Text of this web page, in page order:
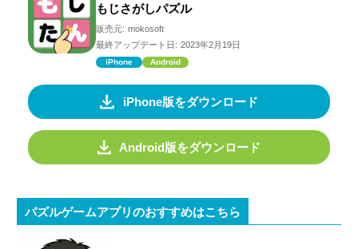
もじさがしパズル
販売元: mokosoft
最終アップデート日: 2023年2月19日
iPhone Android
iPhone版をダウンロード
Android版をダウンロード
パズルゲームアプリのおすすめはこちら